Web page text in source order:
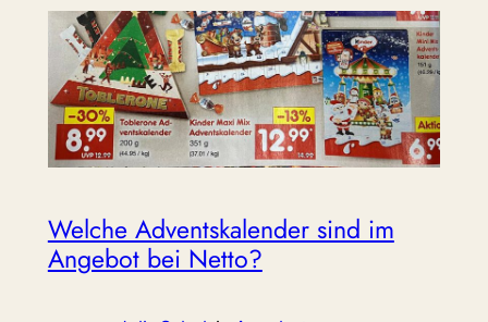
Welche Adventskalender sind im
Angebot bei Netto?